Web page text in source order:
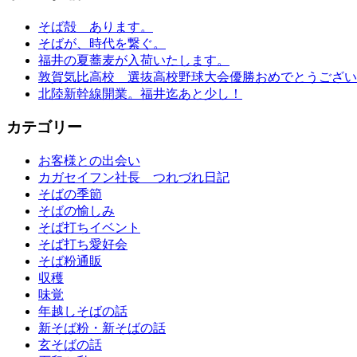
そば殻 あります。
そばが、時代を繋ぐ。
福井の夏蕎麦が入荷いたします。
敦賀気比高校 選抜高校野球大会優勝おめでとうござ
北陸新幹線開業。福井迄あと少し！
カテゴリー
お客様との出会い
カガセイフン社長 つれづれ日記
そばの季節
そばの愉しみ
そば打ちイベント
そば打ち愛好会
そば粉通販
収穫
味覚
年越しそばの話
新そば粉・新そばの話
玄そばの話